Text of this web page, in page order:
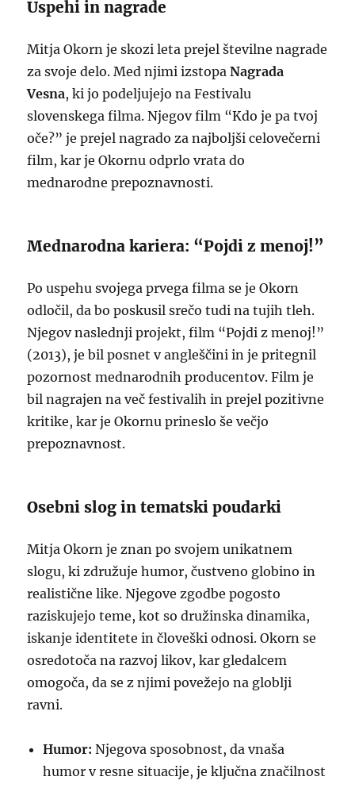
Uspehi in nagrade
Mitja Okorn je skozi leta prejel številne nagrade
za svoje delo. Med njimi izstopaNagrada
Vesna, ki jo podeljujejo na Festivalu
slovenskega filma. Njegov film “Kdo je pa tvoj
oče?” je prejel nagrado za najboljši celovečerni
film, kar je Okornu odprlo vrata do
mednarodne prepoznavnosti.
Mednarodna kariera: “Pojdi z menoj!”
Po uspehu svojega prvega filma se je Okorn
odločil, da bo poskusil srečo tudi na tujih tleh.
Njegov naslednji projekt, film “Pojdi z menoj!”
(2013), je bil posnet v angleščini in je pritegnil
pozornost mednarodnih producentov. Film je
bil nagrajen na več festivalih in prejel pozitivne
kritike, kar je Okornu prineslo še večjo
prepoznavnost.
Osebni slog in tematski poudarki
Mitja Okorn je znan po svojem unikatnem
slogu, ki združuje humor, čustveno globino in
realistične like. Njegove zgodbe pogosto
raziskujejo teme, kot so družinska dinamika,
iskanje identitete in človeški odnosi. Okorn se
osredotoča na razvoj likov, kar gledalcem
omogoča, da se z njimi povežejo na globlji
ravni.
Humor: Njegova sposobnost, da vnaša
humor v resne situacije, je ključna značilnost